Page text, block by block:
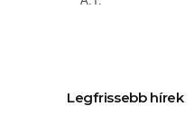
Legfrissebb hírek